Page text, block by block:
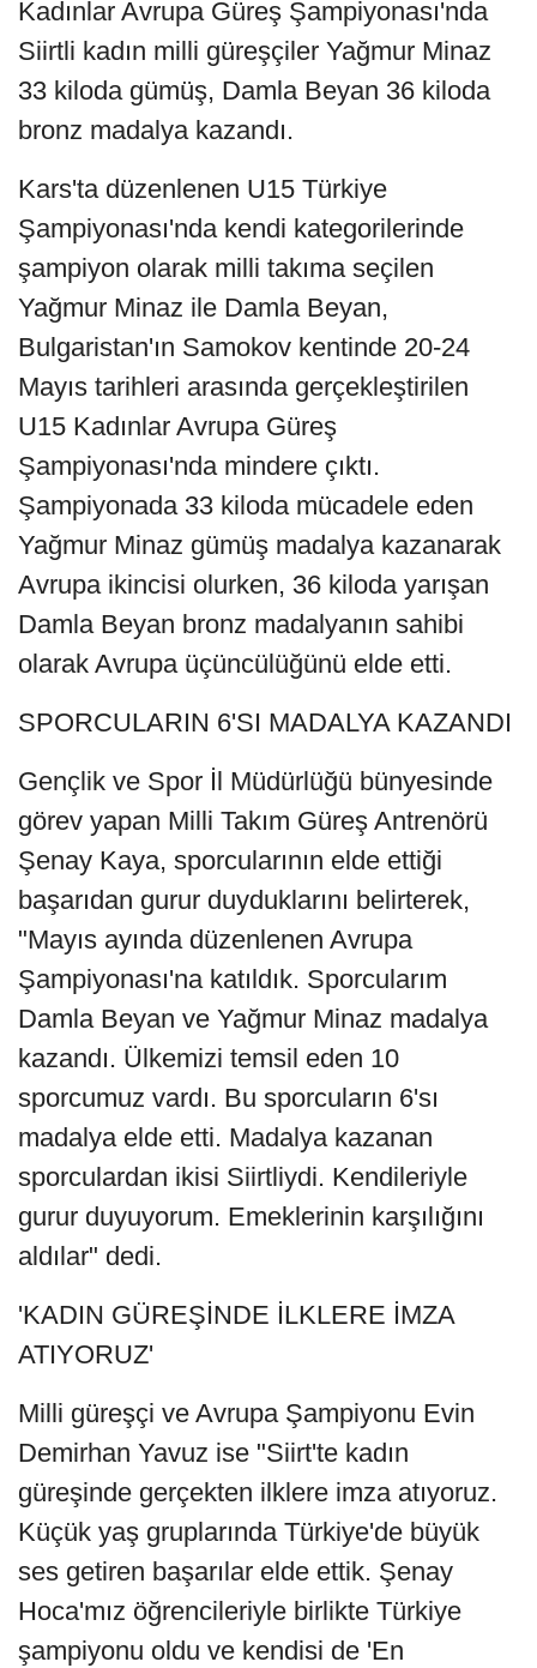
Kadınlar Avrupa Güreş Şampiyonası'nda
Siirtli kadın milli güreşçiler Yağmur Minaz
33 kiloda gümüş, Damla Beyan 36 kiloda
bronz madalya kazandı.
Kars'ta düzenlenen U15 Türkiye
Şampiyonası'nda kendi kategorilerinde
şampiyon olarak milli takıma seçilen
Yağmur Minaz ile Damla Beyan,
Bulgaristan'ın Samokov kentinde 20-24
Mayıs tarihleri arasında gerçekleştirilen
U15 Kadınlar Avrupa Güreş
Şampiyonası'nda mindere çıktı.
Şampiyonada 33 kiloda mücadele eden
Yağmur Minaz gümüş madalya kazanarak
Avrupa ikincisi olurken, 36 kiloda yarışan
Damla Beyan bronz madalyanın sahibi
olarak Avrupa üçüncülüğünü elde etti.
SPORCULARIN 6'SI MADALYA KAZANDI
Gençlik ve Spor İl Müdürlüğü bünyesinde
görev yapan Milli Takım Güreş Antrenörü
Şenay Kaya, sporcularının elde ettiği
başarıdan gurur duyduklarını belirterek,
"Mayıs ayında düzenlenen Avrupa
Şampiyonası'na katıldık. Sporcularım
Damla Beyan ve Yağmur Minaz madalya
kazandı. Ülkemizi temsil eden 10
sporcumuz vardı. Bu sporcuların 6'sı
madalya elde etti. Madalya kazanan
sporculardan ikisi Siirtliydi. Kendileriyle
gurur duyuyorum. Emeklerinin karşılığını
aldılar" dedi.
'KADIN GÜREŞİNDE İLKLERE İMZA
ATIYORUZ'
Milli güreşçi ve Avrupa Şampiyonu Evin
Demirhan Yavuz ise "Siirt'te kadın
güreşinde gerçekten ilklere imza atıyoruz.
Küçük yaş gruplarında Türkiye'de büyük
ses getiren başarılar elde ettik. Şenay
Hoca'mız öğrencileriyle birlikte Türkiye
şampiyonu oldu ve kendisi de 'En